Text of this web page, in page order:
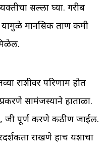
सल्ला घ्या. गरीब
यामुळे मानसिक ताण कमी
राशीवर परिणाम होत
सामंजस्याने हाताळा.
जी पूर्ण करणे कठीण जाईल.
राखणे हाच यशाचा